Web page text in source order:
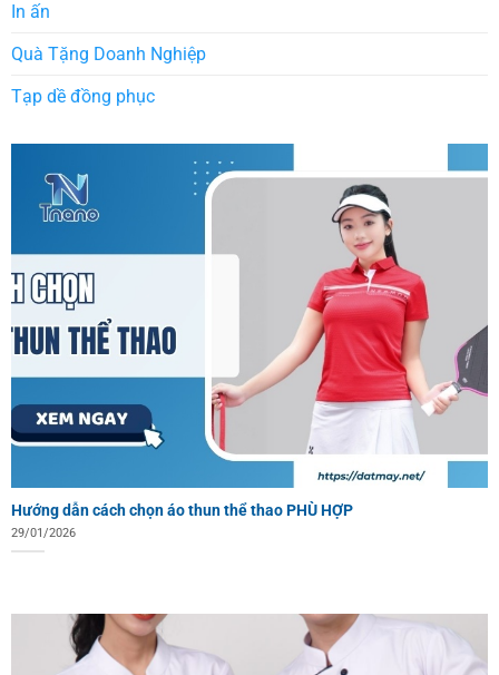
In ấn
Quà Tặng Doanh Nghiệp
Tạp dề đồng phục
Hướng dẫn cách chọn áo thun thể thao PHÙ HỢP
29/01/2026